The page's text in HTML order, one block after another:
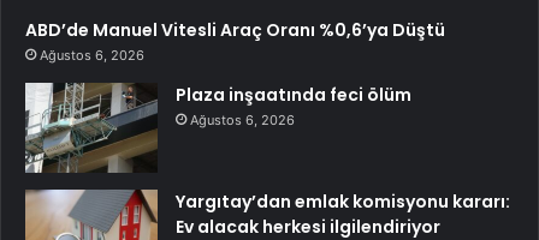
ABD’de Manuel Vitesli Araç Oranı %0,6’ya Düştü
Ağustos 6, 2026
Plaza inşaatında feci ölüm
Ağustos 6, 2026
Yargıtay’dan emlak komisyonu kararı:
Ev alacak herkesi ilgilendiriyor